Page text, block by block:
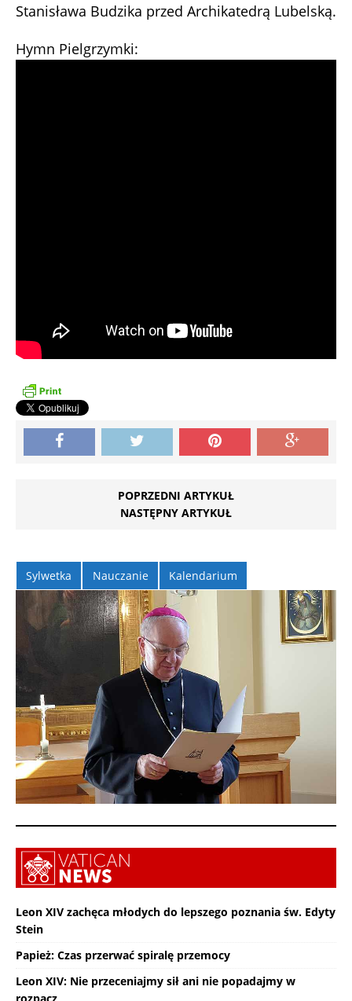
Stanisława Budzika przed Archikatedrą Lubelską.
Hymn Pielgrzymki:
POPRZEDNI ARTYKUŁ
NASTĘPNY ARTYKUŁ
Sylwetka Nauczanie Kalendarium
Leon XIV zachęca młodych do lepszego poznania św. Edyty
Stein
Papież: Czas przerwać spiralę przemocy
Leon XIV: Nie przeceniajmy sił ani nie popadajmy w
rozpacz